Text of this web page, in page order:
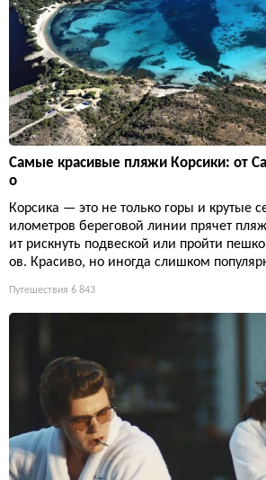
Самые красивые пляжи Корсики: от
о
Корсика — это не только горы и крутые
илометров береговой линии прячет
ит рискнуть подвеской или пройти
ов. Красиво, но иногда слишком
Путешествия 6 843